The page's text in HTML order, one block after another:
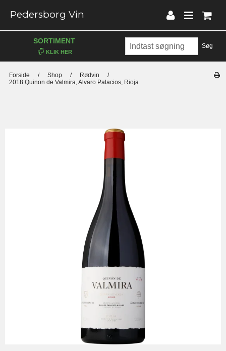
Pedersborg Vin
Søg
SORTIMENT
Forside / Shop / Rødvin
/
2018 Quinon de Valmira, Alvaro Palacios, Rioja